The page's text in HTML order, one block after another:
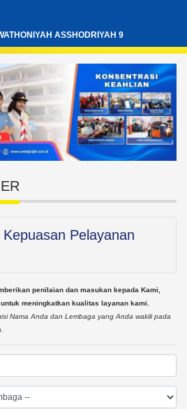
ASSHODRIYAH 9
Pelayanan
penilaian dan masukan kepada Kami,
meningkatkan kualitas layanan kami.
Nama Anda dan Lembaga yang Anda wakili pada